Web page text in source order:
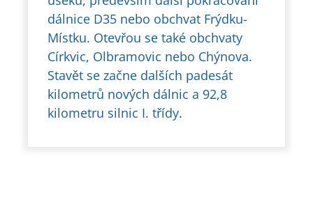
dálnice D35 nebo obchvat Frýdku-
Místku. Otevřou se také obchvaty
Církvic, Olbramovic nebo Chýnova.
Stavět se začne dalších padesát
kilometrů nových dálnic a 92,8
kilometru silnic I. třídy.